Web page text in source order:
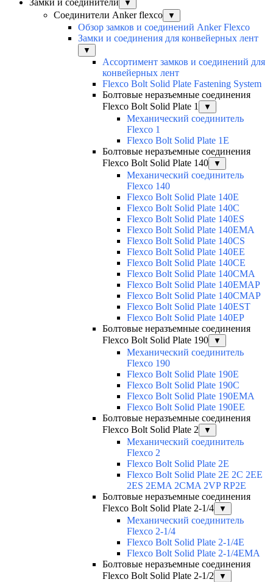
Замки и соединители
▼
Соединители Anker flexco ▼
Обзор замков и соединений Anker Flexco
Замки и соединения для конвейерных лент
▼
Ассортимент замков и соединений для
конвейерных лент
Flexco Bolt Solid Plate Fastening System
Болтовые неразъемные соединения
Flexco Bolt Solid Plate 1
▼
Механический соединитель
Flexco 1
Flexco Bolt Solid Plate 1E
Болтовые неразъемные соединения
Flexco Bolt Solid Plate 140
▼
Механический соединитель
Flexco 140
Flexco Bolt Solid Plate 140E
Flexco Bolt Solid Plate 140C
Flexco Bolt Solid Plate 140ES
Flexco Bolt Solid Plate 140EMA
Flexco Bolt Solid Plate 140CS
Flexco Bolt Solid Plate 140EE
Flexco Bolt Solid Plate 140CE
Flexco Bolt Solid Plate 140CMA
Flexco Bolt Solid Plate 140EMAP
Flexco Bolt Solid Plate 140CMAP
Flexco Bolt Solid Plate 140EST
Flexco Bolt Solid Plate 140EP
Болтовые неразъемные соединения
Flexco Bolt Solid Plate 190
▼
Механический соединитель
Flexco 190
Flexco Bolt Solid Plate 190E
Flexco Bolt Solid Plate 190C
Flexco Bolt Solid Plate 190EMA
Flexco Bolt Solid Plate 190EE
Болтовые неразъемные соединения
Flexco Bolt Solid Plate 2
▼
Механический соединитель
Flexco 2
Flexco Bolt Solid Plate 2E
Flexco Bolt Solid Plate 2Е 2С 2ЕЕ
2ES 2EMA 2CMA 2VP RP2E
Болтовые неразъемные соединения
Flexco Bolt Solid Plate 2-1/4
▼
Механический соединитель
Flexco 2-1/4
Flexco Bolt Solid Plate 2-1/4E
Flexco Bolt Solid Plate 2-1/4EMA
Болтовые неразъемные соединения
Flexco Bolt Solid Plate 2-1/2
▼